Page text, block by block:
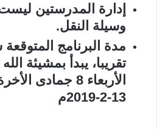
إدارة المدرستين
وسيلة النقل.
مدة البرنامج
تقريبا، يبدأ بمشيئة
13-2-2019م